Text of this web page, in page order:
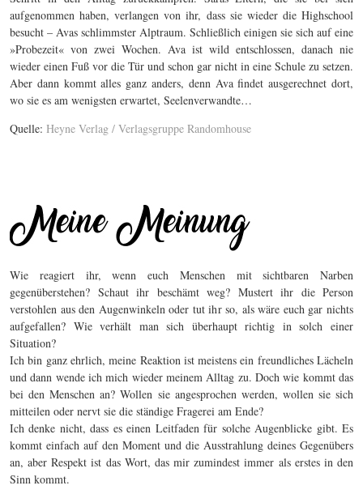
aufgenommen haben, verlangen von ihr, dass sie wieder die Highschool
besucht – Avas schlimmster Alptraum. Schließlich einigen sie sich auf eine
»Probezeit« von zwei Wochen. Ava ist wild entschlossen, danach nie
wieder einen Fuß vor die Tür und schon gar nicht in eine Schule zu setzen.
Aber dann kommt alles ganz anders, denn Ava findet ausgerechnet dort,
wo sie es am wenigsten erwartet, Seelenverwandte…
Quelle: Heyne Verlag / Verlagsgruppe Randomhouse
Wie reagiert ihr, wenn euch Menschen mit sichtbaren Narben
gegenüberstehen? Schaut ihr beschämt weg? Mustert ihr die Person
verstohlen aus den Augenwinkeln oder tut ihr so, als wäre euch gar nichts
aufgefallen? Wie verhält man sich überhaupt richtig in solch einer
Situation?
Ich bin ganz ehrlich, meine Reaktion ist meistens ein freundliches Lächeln
und dann wende ich mich wieder meinem Alltag zu. Doch wie kommt das
bei den Menschen an? Wollen sie angesprochen werden, wollen sie sich
mitteilen oder nervt sie die ständige Fragerei am Ende?
Ich denke nicht, dass es einen Leitfaden für solche Augenblicke gibt. Es
kommt einfach auf den Moment und die Ausstrahlung deines Gegenübers
an, aber Respekt ist das Wort, das mir zumindest immer als erstes in den
Sinn kommt.